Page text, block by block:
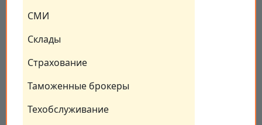
СМИ
Склады
Страхование
Таможенные брокеры
Техобслуживание